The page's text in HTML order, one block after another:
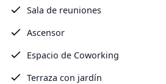
Sala de reuniones
Ascensor
Espacio de Coworking
Terraza con jardín